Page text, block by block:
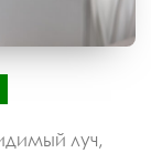
луч,